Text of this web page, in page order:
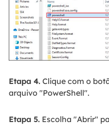
Etapa 4.Clique com o
arquivo "PowerShell".
Etapa 5.Escolha "Abrir"